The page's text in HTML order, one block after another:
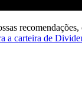
a carteira de